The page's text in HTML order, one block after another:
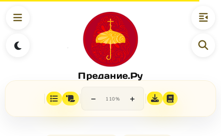
Предание.Ру
− 110% +